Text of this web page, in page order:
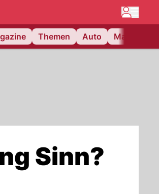
Themen Auto Matchcenter
Sinn?